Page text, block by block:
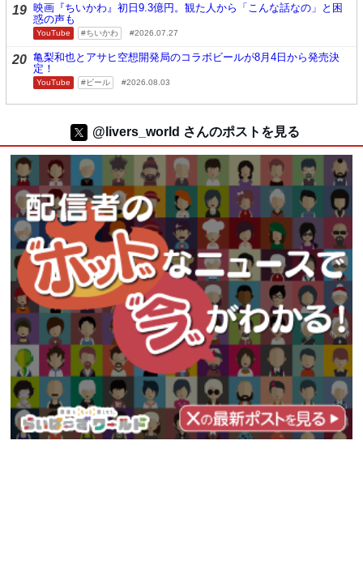
19 映画『ちいかわ』初日9.3億円。観た人から「こんな話なの」と困
惑の声も
YouTube ちいかわ 2026.07.27
20 亀梨和也とアサヒ空想開発局のコラボビールが8月4日から発売決
定！
YouTube ビール 2026.08.03
@livers_world さんのポストを見る